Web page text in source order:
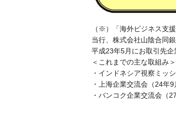
（※）「海外ビジネス支
当行、株式会社山陰合同
平成23年5月にお取引先企
＜これまでの主な取組み＞
・インドネシア視察ミッ
・上海企業交流会（24年9
・バンコク企業交流会